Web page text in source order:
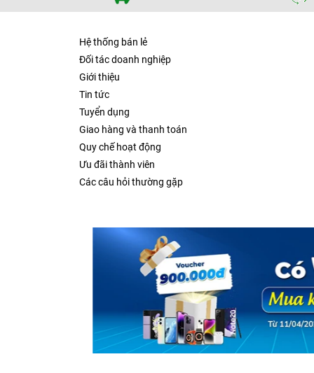
Hệ thống bán lẻ
Đối tác doanh nghiệp
Giới thiệu
Tin tức
Tuyển dụng
Giao hàng và thanh toán
Quy chế hoạt động
Ưu đãi thành viên
Các câu hỏi thường gặp